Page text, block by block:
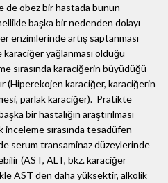
de obez bir hastada bunun
başka bir nedenden dolayı
enzimlerinde artış saptanması
yağlanması olduğu
sırasında karaciğerin büyüdüğü
(Hiperekojen karaciğer, karaciğerin
parlak karaciğer). Pratikte
bir hastalığın araştırılması
inceleme sırasında tesadüfen
serum transaminaz düzeylerinde
(AST, ALT, bkz. karaciğer
AST den daha yüksektir, alkolik